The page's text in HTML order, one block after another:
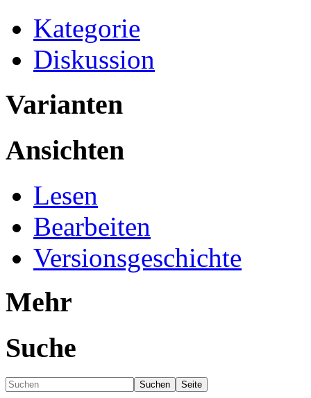
Kategorie
Diskussion
Varianten
Ansichten
Lesen
Bearbeiten
Versionsgeschichte
Mehr
Suche